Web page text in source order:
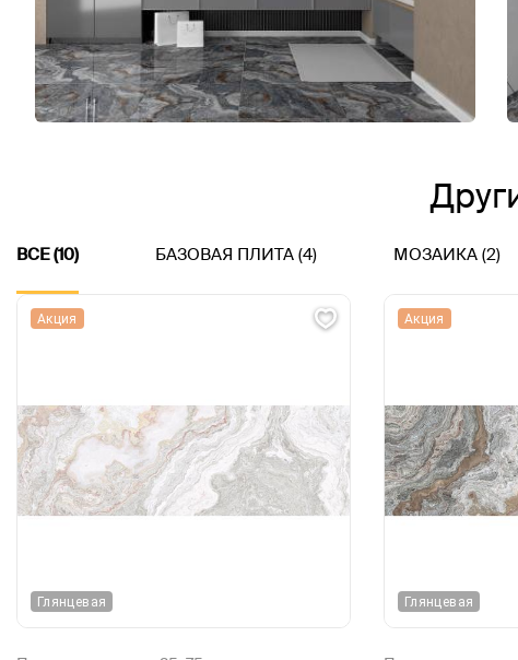
ВСЕ (10) БАЗОВАЯ ПЛИТА (4) МОЗАИКА (2)
Акция
Глянцевая
Акция
Глянцевая